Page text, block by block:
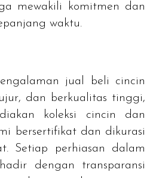
mewakili komitmen dan
waktu.
jual beli cincin
dan berkualitas tinggi,
koleksi cincin dan
bersertifikat dan dikurasi
Setiap perhiasan dalam
dengan transparansi